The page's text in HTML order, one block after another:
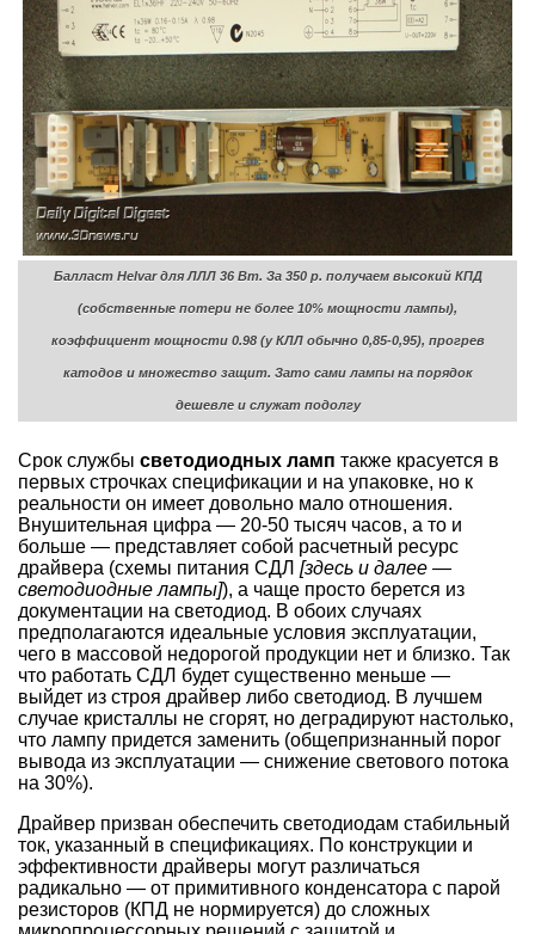
Балласт Helvar для ЛЛЛ 36 Вт. За 350 р. получаем высокий КПД
(собственные потери не более 10% мощности лампы),
коэффициент мощности 0.98 (у КЛЛ обычно 0,85-0,95), прогрев
катодов и множество защит. Зато сами лампы на порядок
дешевле и служат подолгу
Срок службы светодиодных ламп также красуется в
первых строчках спецификации и на упаковке, но к
реальности он имеет довольно мало отношения.
Внушительная цифра — 20-50 тысяч часов, а то и
больше — представляет собой расчетный ресурс
драйвера (схемы питания СДЛ [здесь и далее —
светодиодные лампы]), а чаще просто берется из
документации на светодиод. В обоих случаях
предполагаются идеальные условия эксплуатации,
чего в массовой недорогой продукции нет и близко. Так
что работать СДЛ будет существенно меньше —
выйдет из строя драйвер либо светодиод. В лучшем
случае кристаллы не сгорят, но деградируют настолько,
что лампу придется заменить (общепризнанный порог
вывода из эксплуатации — снижение светового потока
на 30%).
Драйвер призван обеспечить светодиодам стабильный
ток, указанный в спецификациях. По конструкции и
эффективности драйверы могут различаться
радикально — от примитивного конденсатора с парой
резисторов (КПД не нормируется) до сложных